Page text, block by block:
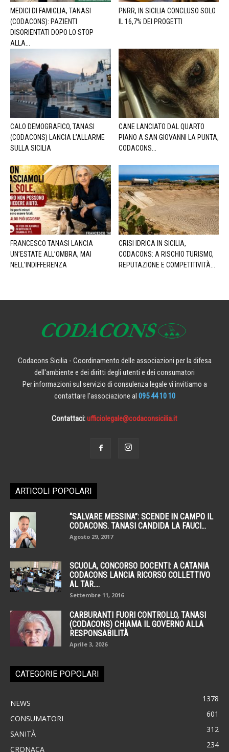
MEDICI DI FAMIGLIA, TANASI
(CODACONS): PAZIENTI
DISORIENTATI DOPO LO STOP
ALLA...
PNRR, IN SICILIA CONCLUSO SOLO
IL 16,7% DEI PROGETTI
CALO DEMOGRAFICO, TANASI
(CODACONS) LANCIA L’ALLARME
SULLA SICILIA
CANE LANCIATO DAL QUARTO
PIANO A SAN GIOVANNI LA PUNTA,
CODACONS...
FRANCESCO TANASI LANCIA
UN’ESTATE ALL’OMBRA, MAI
NELL’INDIFFERENZA
CRISI IDRICA IN SICILIA,
CODACONS: A RISCHIO TURISMO,
REPUTAZIONE E COMPETITIVITÀ...
Codacons Sicilia - Coordinamento delle associazioni per la difesa
dell'ambiente e dei diritti degli utenti e dei consumatori
Per informazioni sul servizio di consulenza legale vi invitiamo a
contattare l'associazione al 095 44 10 10
Contattaci:ufficiolegale@codaconsicilia.it
ARTICOLI POPOLARI
“SALVARE MESSINA”: SCENDE IN CAMPO IL
CODACONS. TANASI CANDIDA LA FAUCI...
Agosto 29, 2017
SCUOLA, CONCORSO DOCENTI: A CATANIA
CODACONS LANCIA RICORSO COLLETTIVO
AL TAR....
Settembre 11, 2016
CARBURANTI FUORI CONTROLLO, TANASI
(CODACONS) CHIAMA IL GOVERNO ALLA
RESPONSABILITÀ
Aprile 3, 2026
CATEGORIE POPOLARI
NEWS 1378
CONSUMATORI 601
SANITÀ 312
CRONACA 234